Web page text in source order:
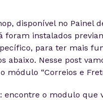
disponível no Painel
foram instalados
para ter mais
abaixo. Nesse post
módulo “Correios e
encontre o modulo que